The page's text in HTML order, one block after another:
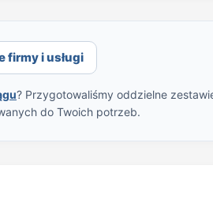
firmy i usługi
? Przygotowaliśmy oddzielne
do Twoich potrzeb.